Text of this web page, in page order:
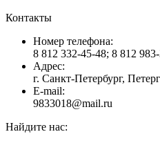
Контакты
Номер телефона:
8 812 332-45-48; 8 812
Адрес:
г. Санкт-Петербург,
E-mail:
9833018@mail.ru
Найдите нас: